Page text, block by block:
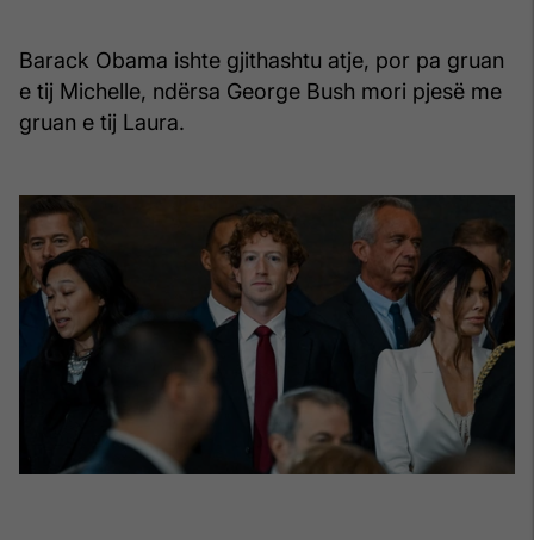
Barack Obama ishte gjithashtu atje, por pa gruan
e tij Michelle, ndërsa George Bush mori pjesë me
gruan e tij Laura.